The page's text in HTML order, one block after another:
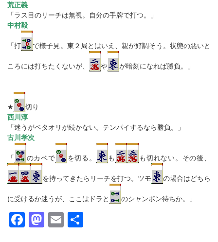
荒正義
「ラス目のリーチは無視。自分の手牌で打つ。」
中村毅
「打 で様子見。東２局とはいえ、親が好調そう。状態の悪いと
ころには打ちたくないが、 や が暗刻になれば勝負。」
★
切り
西川淳
「迷うがベタオリが続かない。テンパイするなら勝負。」
古川孝次
「 のカベで を切る。 も も切れない。その後、
を持ってきたらリーチを打つ。ツモ の場合はどちら
に受けるか迷うが、ここはドラと のシャンポン待ちか。」
Facebook
Mastodon
Email